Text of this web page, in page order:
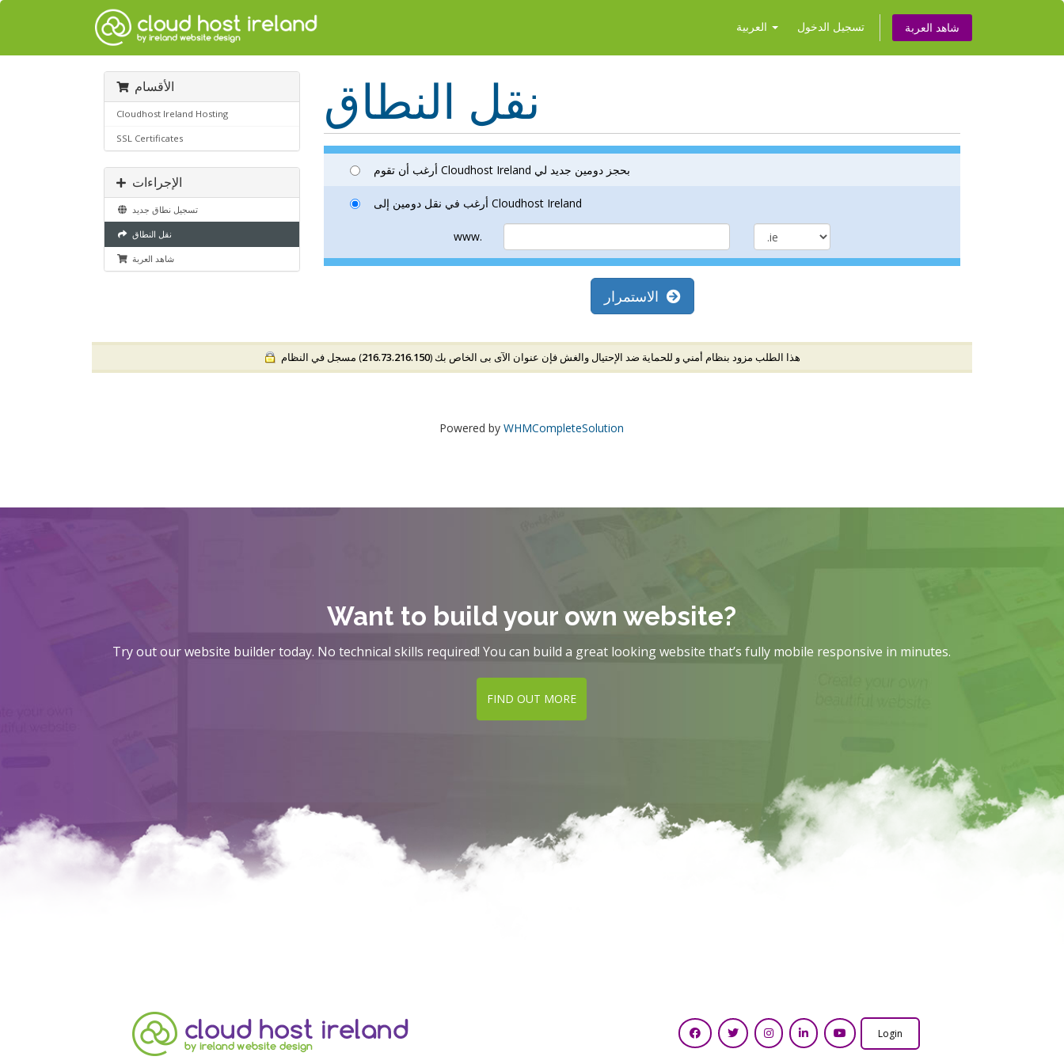
تسجيل الدخول شاهد العربة
نقل النطاق الأقسام
Cloudhost Ireland Hosting
SSL Certificates
الإجراءات
تسجيل نطاق جديد
نقل النطاق
شاهد العربة
أرغب أن تقوم Cloudhost Ireland بحجز دومين جديد لي
أرغب في نقل دومين إلى Cloudhost Ireland
www.
هذا الطلب مزود بنظام أمني و للحماية ضد الإحتيال والغش فإن عنوان الآى بى الخاص بك (216.73.216.150) مسجل في النظام
Powered byWHMCompleteSolution
Want to build your own website?
Try out our website builder today. No technical skills required! You can build a great looking website that’s fully mobile responsive in minutes.
FIND OUT MORE
Login